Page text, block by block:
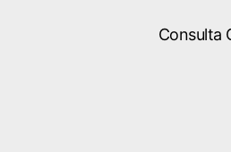
Consulta